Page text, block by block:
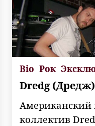
Bio Рок
Dredg
коллектив